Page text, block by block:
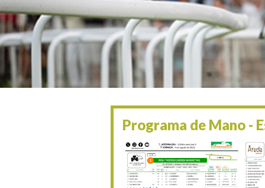
Programa de Mano -